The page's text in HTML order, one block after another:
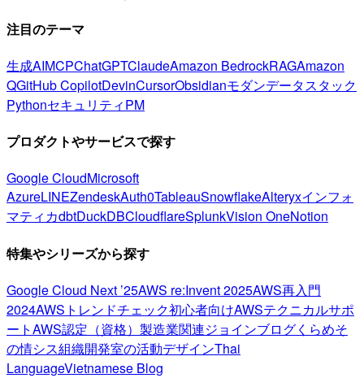
注目のテーマ
生成AIMCPChatGPTClaudeAmazon BedrockRAGAmazon
QGitHub CopilotDevinCursorObsidianモダンデータスタック
PythonセキュリティPM
プロダクトやサービスで探す
Google CloudMicrosoft
AzureLINEZendeskAuth0TableauSnowflakeAlteryxインフォ
マティカdbtDuckDBCloudflareSplunkVision OneNotion
特集やシリーズから探す
Google Cloud Next ’25AWS re:Invent 2025AWS再入門
2024AWSトレンドチェック初心者向けAWSテクニカルサポ
ートAWS認定（資格） 製造業関連ジョインブログくらめそ
の情シス組織開発室の活動デザインThai
LanguageVietnamese Blog